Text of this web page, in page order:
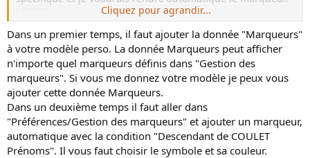
Cliquez pour agrandir...
Dans un premier temps, il faut ajouter la donnée "Marqueurs"
à votre modèle perso. La donnée Marqueurs peut afficher
n'importe quel marqueurs définis dans "Gestion des
marqueurs". Si vous me donnez votre modèle je peux vous
ajouter cette donnée Marqueurs.
Dans un deuxième temps il faut aller dans
"Préférences/Gestion des marqueurs" et ajouter un marqueur,
automatique avec la condition "Descendant de COULET
Prénoms". Il vous faut choisir le symbole et sa couleur.